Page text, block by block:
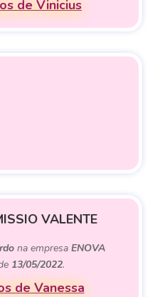
de Vinicius
VALENTE
na empresa ENOVA
13/05/2022.
de Vanessa